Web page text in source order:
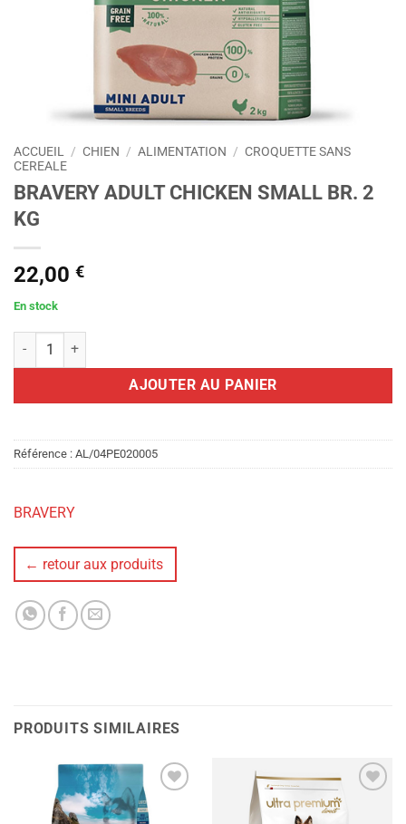
ACCUEIL / CHIEN / ALIMENTATION / CROQUETTE SANS
CEREALE
BRAVERY ADULT CHICKEN SMALL BR. 2
KG
22,00 €
En stock
quantité de BRAVERY ADULT CHICKEN SMALL BR. 2 KG
AJOUTER AU PANIER
Référence : AL/04PE020005
BRAVERY
← retour aux produits
PRODUITS SIMILAIRES
Ajouter
à la liste